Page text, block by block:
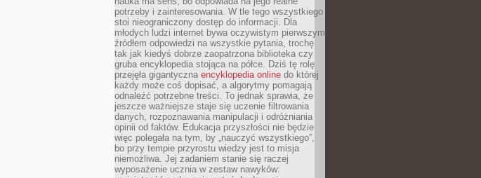
potrzeby i zainteresowania. W tle tego wszystkiego
stoi nieograniczony dostęp do informacji. Dla
młodych ludzi internet bywa oczywistym pierwszym
źródłem odpowiedzi na wszystkie pytania, trochę
tak jak kiedyś dobrze zaopatrzona biblioteka czy
gruba encyklopedia stojąca na półce. Dziś tę rolę
przejęła gigantyczna encyklopedia online do której
każdy może coś dopisać, a algorytmy pomagają
odnaleźć potrzebne treści. To jednak sprawia, że
jeszcze ważniejsze staje się uczenie filtrowania
danych, rozpoznawania manipulacji i odróżniania
opinii od faktów. Edukacja przyszłości nie będzie
więc polegała na tym, by „nauczyć wszystkiego”,
bo przy tempie przyrostu wiedzy jest to misja
niemożliwa. Jej zadaniem stanie się raczej
wyposażenie ucznia w zestaw nawyków: